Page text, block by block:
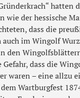
wie der hessische
dass die
auch im Wingolf
den
Gefahr, dass die
waren – eine allzu
Wartburgfest